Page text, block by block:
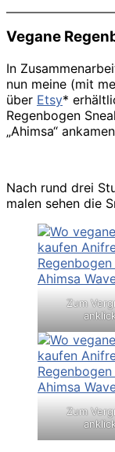
Vegane
In
nun meine (mit
über Etsy*
Regenbogen
„Ahimsa“
Nach rund drei
malen sehen die
Zum
Zum